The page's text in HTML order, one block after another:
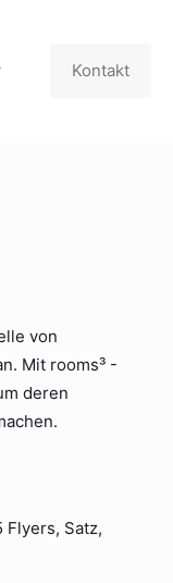
Kontakt
von
Mit rooms³ -
deren
Satz,